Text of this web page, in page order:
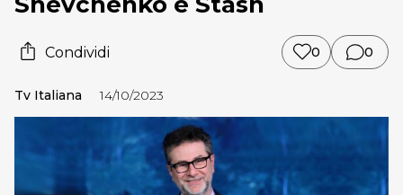
Condividi 0 0
Tv Italiana 14/10/2023